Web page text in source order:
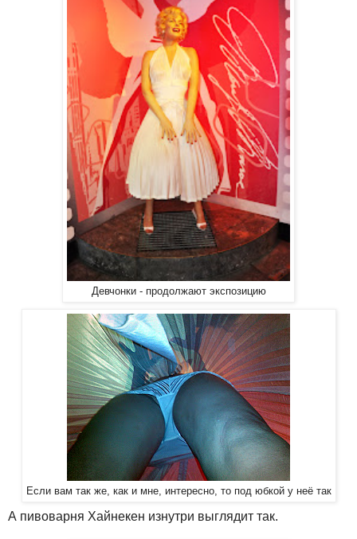
Девчонки - продолжают экспозицию
Если вам так же, как и мне, интересно, то под юбкой у неё так
А пивоварня Хайнекен изнутри выглядит так.